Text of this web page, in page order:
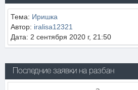
Тема: Иришка
Автор: iralisa12321
Дата: 2 сентября 2020 г, 21:50
Последние заявки на разбан